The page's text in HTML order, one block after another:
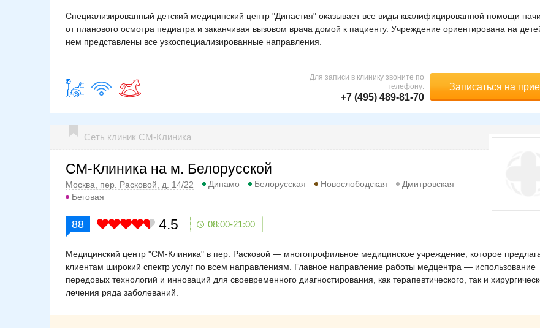
Специализированный детский медицинский центр "Династия" оказывает все виды квалифицированной помощи
от планового осмотра педиатра и заканчивая вызовом врача домой к пациенту. Учреждение ориентирована на
нем представлены все узкоспециализированные направления.
Записаться на
Для записи в клинику звоните по
телефону:
+7 (495) 489-81-70
Сеть клиник СМ-Клиника
СМ-Клиника на м. Белорусской
Москва, пер. Расковой, д. 14/22 Динамо Белорусская Новослободская
Дмитровская
Беговая
88 4.5 08:00-21:00
Медицинский центр "СМ-Клиника" в пер. Расковой — многопрофильное медицинское учреждение, которое
клиентам широкий спектр услуг по всем направлениям. Главное направление работы медцентра — использование
передовых технологий и инноваций для своевременного диагностирования, как терапевтического, так и
лечения ряда заболеваний.